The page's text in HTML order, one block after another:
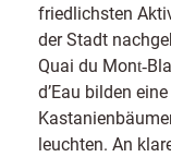
friedlichsten
der Stadt
Quai du
d’Eau bilden
leuchten. An